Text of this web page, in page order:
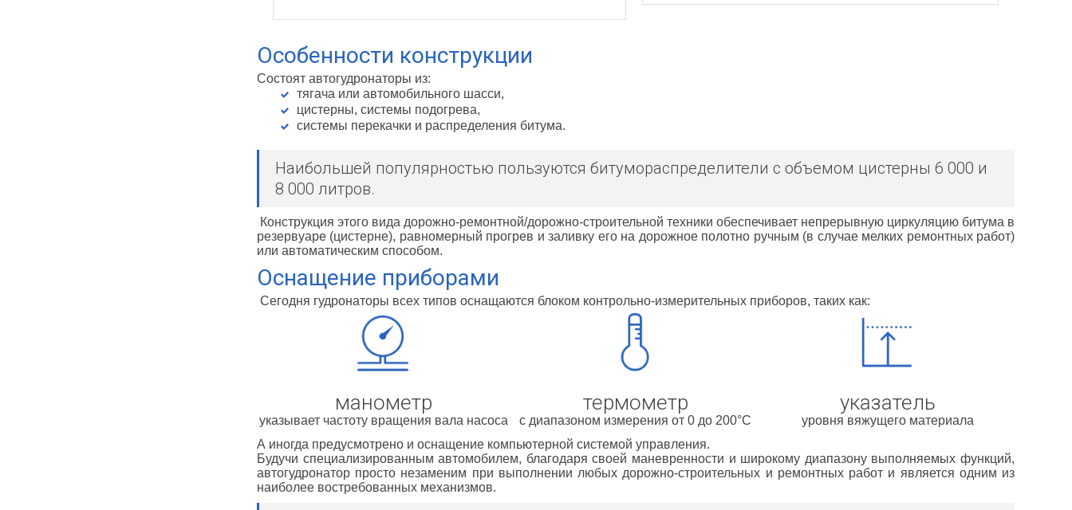
Особенности конструкции
Состоят автогудронаторы из:
тягача или автомобильного шасси,
цистерны, системы подогрева,
системы перекачки и распределения битума.
Наибольшей популярностью пользуются битумораспределители с объемом цистерны 6 000 и
8 000 литров.
Конструкция этого вида дорожно-ремонтной/дорожно-строительной техники обеспечивает непрерывную циркуляцию битума в
резервуаре (цистерне), равномерный прогрев и заливку его на дорожное полотно ручным (в случае мелких ремонтных работ)
или автоматическим способом.
Оснащение приборами
Сегодня гудронаторы всех типов оснащаются блоком контрольно-измерительных приборов, таких как:
манометр
указывает частоту вращения вала насоса
термометр
с диапазоном измерения от 0 до 200°С
указатель
уровня вяжущего материала
А иногда предусмотрено и оснащение компьютерной системой управления.
Будучи специализированным автомобилем, благодаря своей маневренности и широкому диапазону выполняемых функций,
автогудронатор просто незаменим при выполнении любых дорожно-строительных и ремонтных работ и является одним из
наиболее востребованных механизмов.